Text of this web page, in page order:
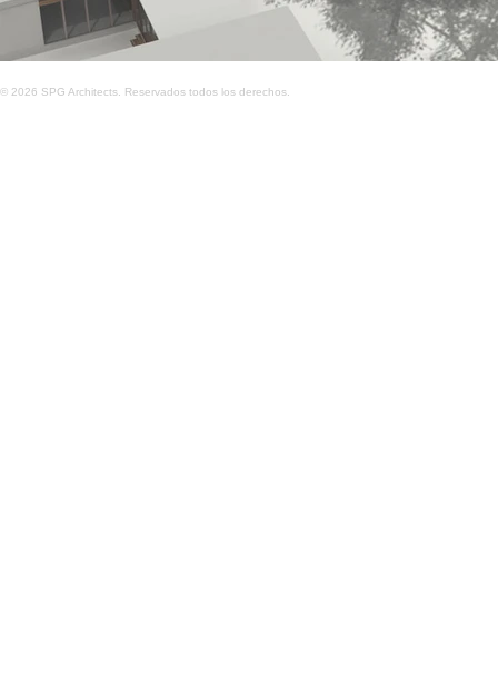
© 2026 SPG Architects. Reservados todos los derechos.